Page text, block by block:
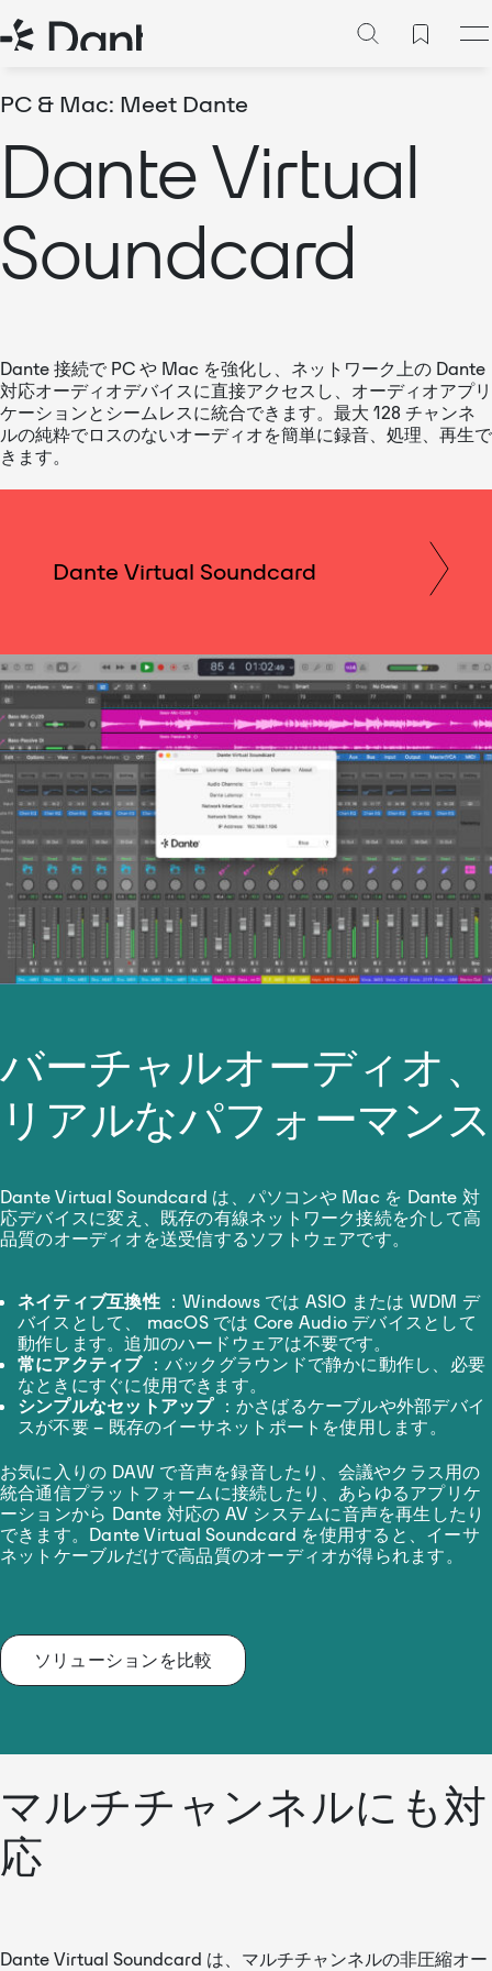
PC & Mac: Meet Dante
Dante Virtual
Soundcard
Dante 接続で PC や Mac を強化し、ネットワーク上の Dante
対応オーディオデバイスに直接アクセスし、オーディオアプリ
ケーションとシームレスに統合できます。最大 128 チャンネ
ルの純粋でロスのないオーディオを簡単に録音、処理、再生で
きます。
Dante Virtual Soundcard
バーチャルオーディオ、
リアルなパフォーマンス
Dante Virtual Soundcard は、パソコンや Mac を Dante 対
応デバイスに変え、既存の有線ネットワーク接続を介して高
品質のオーディオを送受信するソフトウェアです。
ネイティブ互換性 ：Windows では ASIO または WDM デ
バイスとして、 macOS では Core Audio デバイスとして
動作します。追加のハードウェアは不要です。
常にアクティブ ：バックグラウンドで静かに動作し、必要
なときにすぐに使用できます。
シンプルなセットアップ ：かさばるケーブルや外部デバイ
スが不要 – 既存のイーサネットポートを使用します。
お気に入りの DAW で音声を録音したり、会議やクラス用の
統合通信プラットフォームに接続したり、あらゆるアプリケ
ーションから Dante 対応の AV システムに音声を再生したり
できます。Dante Virtual Soundcard を使用すると、イーサ
ネットケーブルだけで高品質のオーディオが得られます。
ソリューションを比較
マルチチャンネルにも対
応
Dante Virtual Soundcard は、マルチチャンネルの非圧縮オー